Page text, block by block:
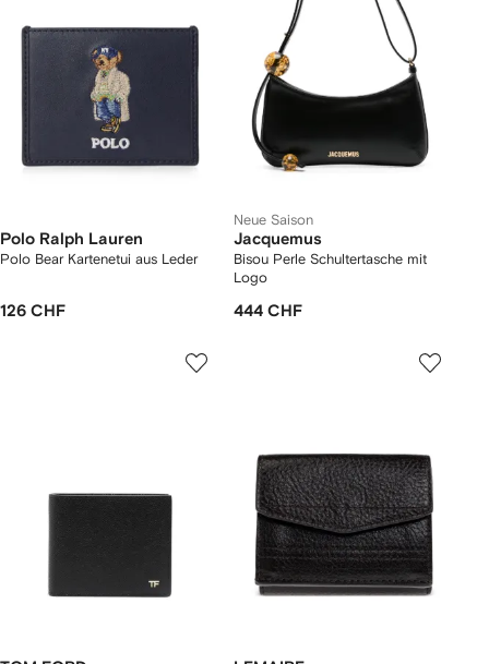
Polo Ralph Lauren
Polo Bear Kartenetui aus Leder
126 CHF
Neue Saison
Jacquemus
Bisou Perle Schultertasche mit
Logo
444 CHF